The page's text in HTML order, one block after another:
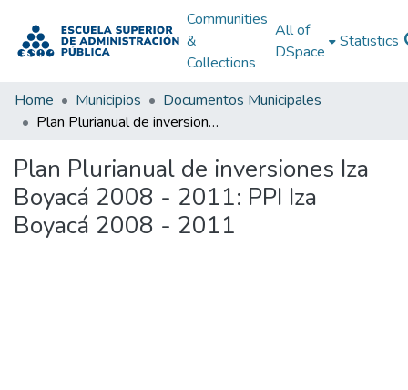
Communities
&
Collections
All of
DSpace
Statistics
Home Municipios
Documentos Municipales
Plan Plurianual de inversiones Iza Boyacá 2008 - 2011: PPI Iza Boyacá 2008 - 2011
Plan Plurianual de inversiones Iza
Boyacá 2008 - 2011: PPI Iza
Boyacá 2008 - 2011